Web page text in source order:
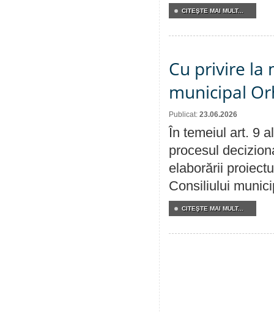
CITEŞTE MAI MULT...
Cu privire la
municipal
Publicat: 23.06.2026
În temeiul art. 9
procesul
elaborării
Consiliului
CITEŞTE MAI MULT...